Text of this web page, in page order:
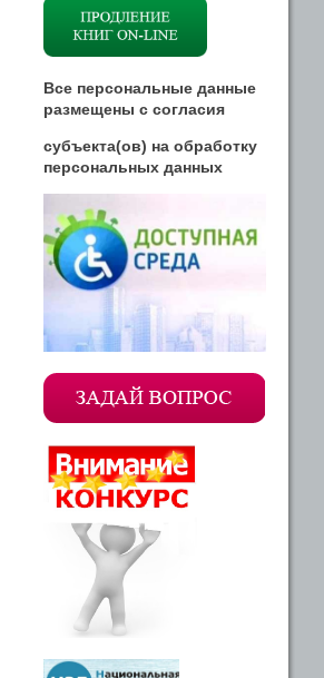
Все персональные данные
размещены с согласия
субъекта(ов) на обработку
персональных данных